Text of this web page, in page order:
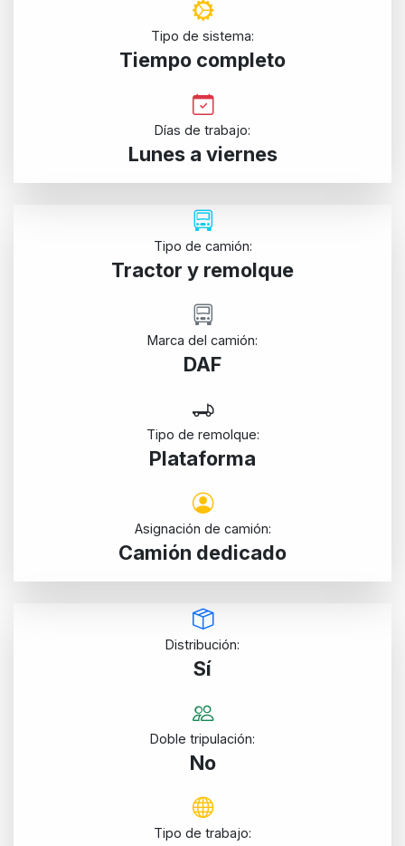
Tipo de sistema:
Tiempo completo
Días de trabajo:
Lunes a viernes
Tipo de camión:
Tractor y remolque
Marca del camión:
DAF
Tipo de remolque:
Plataforma
Asignación de camión:
Camión dedicado
Distribución:
Sí
Doble tripulación:
No
Tipo de trabajo: